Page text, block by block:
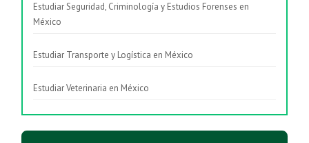
Estudiar Seguridad, Criminología y Estudios Forenses en
México
Estudiar Transporte y Logística en México
Estudiar Veterinaria en México